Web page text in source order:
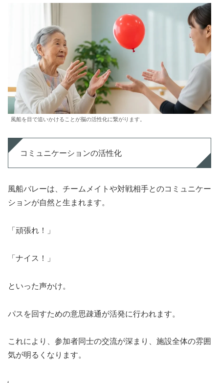
風船を目で追いかけることが脳の活性化に繋がります。
コミュニケーションの活性化
風船バレーは、チームメイトや対戦相手とのコミュニケー
ションが自然と生まれます。
「頑張れ！」
「ナイス！」
といった声かけ。
パスを回すための意思疎通が活発に行われます。
これにより、参加者同士の交流が深まり、施設全体の雰囲
気が明るくなります。